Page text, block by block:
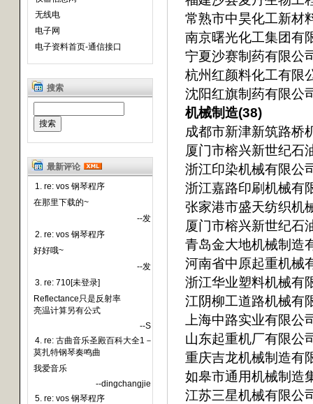
无线电
电子网
电子资料首页-通信接口
搜索
最新评论
1. re: vos 钢琴程序
在那里下载的~
--发
2. re: vos 钢琴程序
好好哦~
--发
3. re: 710[未登录]
Reflectance只是反射率
亮温计算另有公式
--S
4. re: 古曲音乐圣殿百科大全1－
莫扎特钢琴奏鸣曲
我爱音乐
--dingchangjie
5. re: vos 钢琴程序
常熟市中昊化工新材
南京曙光化工集团有
宁夏沙赛制药有限公
杭州红颜料化工有限
沈阳红旗制药有限公
机械制造(38)
成都市新津新筑路桥
厦门市榕兴新世纪石
浙江印染机械有限公
浙江嘉路印刷机械有
张家港市盛天纺织机
厦门市榕兴新世纪石
青岛金大地机械制造
河南省中原起重机械
浙江华业塑料机械有
江阴柳工道路机械有
上海中路实业有限公
山东起重机厂有限公
重庆吉龙机械制造有
如皋市通用机械制造
江苏三星机械有限公